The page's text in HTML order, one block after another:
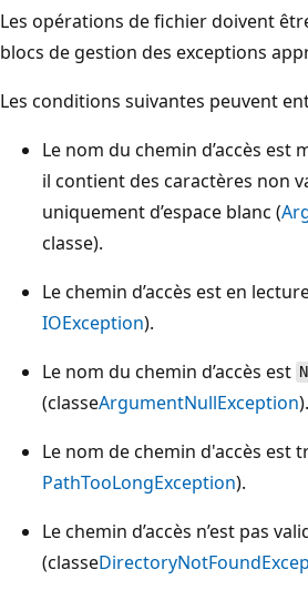
Les opérations de fichier doivent
blocs de gestion des exceptions
Les conditions suivantes peuvent
Le nom du chemin d’accès est
il contient des caractères non
uniquement d’espace blanc (
classe).
Le chemin d’accès est en
IOException).
Le nom du chemin d’accès est
(classeArgumentNullException).
Le nom de chemin d'accès est
PathTooLongException).
Le chemin d’accès n’est pas
(classe